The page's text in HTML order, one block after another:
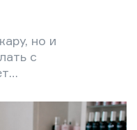
но и
с
на